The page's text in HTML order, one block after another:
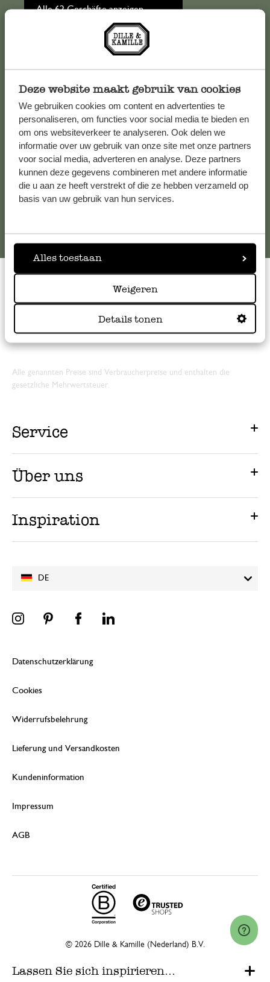
Deze website maakt gebruik van cookies
We gebruiken cookies om content en advertenties te
personaliseren, om functies voor social media te bieden en
om ons websiteverkeer te analyseren. Ook delen we
informatie over uw gebruik van onze site met onze partners
voor social media, adverteren en analyse. Deze partners
kunnen deze gegevens combineren met andere informatie
die u aan ze heeft verstrekt of die ze hebben verzameld op
basis van uw gebruik van hun services.
Alles toestaan
Weigeren
Details tonen
Lassen Sie sich inspirieren…
Alle 62 Geschäfte anzeigen
Kundenservice/Hilfe
Falls Sie Fragen haben oder Tipps und Hilfe brauchen, wenden
Sie sich bitte an unseren Kundenservice. Oder lesen Sie hier
die Antworten aufhäufig gestellte Fragen.
kundenservice@dille-kamille.de
Online-Kundenservice
DE
von
Alle genannten Preise sind Verbraucherpreise und enthalten die
gesetzliche Mehrwertsteuer.
Service
Über uns
Inspiration
Datenschutzerklärung
Cookies
Widerrufsbelehrung
Lieferung und Versandkosten
Kundeninformation
Impressum
AGB
© 2026 Dille & Kamille (Nederland) B.V.